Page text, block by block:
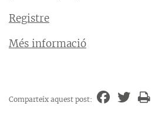
Registre
Més informació
Comparteix aquest post: